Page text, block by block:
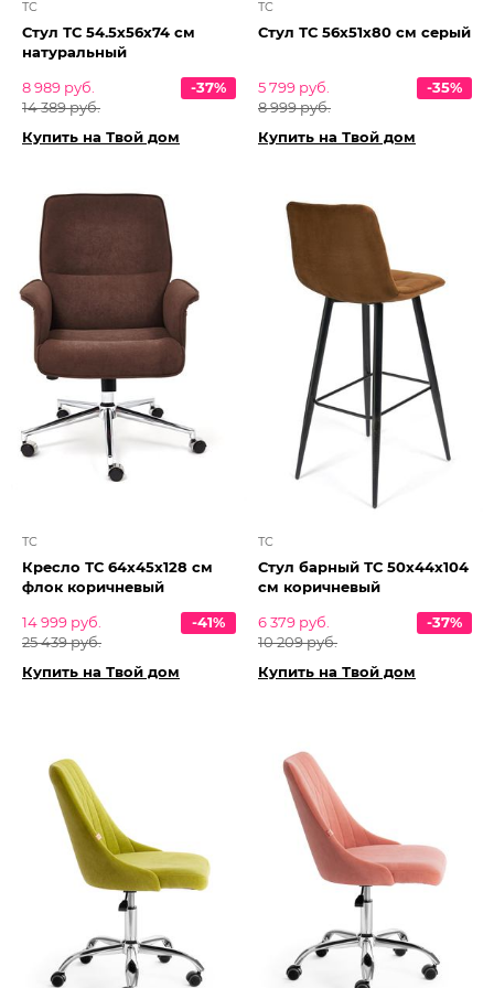
TC
Стул ТС 54.5х56х74 см
натуральный
8 989 руб.
14 389 руб.
-37%
Купить на Твой дом
TC
Стул ТС 56х51х80 см серый
5 799 руб.
8 999 руб.
-35%
Купить на Твой дом
TC
Кресло ТС 64х45х128 см
флок коричневый
14 999 руб.
25 439 руб.
-41%
Купить на Твой дом
TC
Стул барный ТС 50х44х104
см коричневый
6 379 руб.
10 209 руб.
-37%
Купить на Твой дом